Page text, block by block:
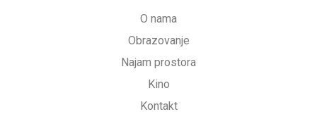
O nama
Obrazovanje
Najam prostora
Kino
Kontakt